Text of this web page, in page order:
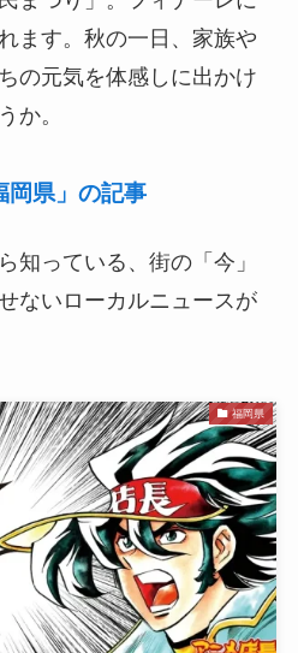
ます。秋の一日、家族や
の元気を体感しに出かけ
か。
岡県」の記事
知っている、街の「今」
ないローカルニュースが
福岡県